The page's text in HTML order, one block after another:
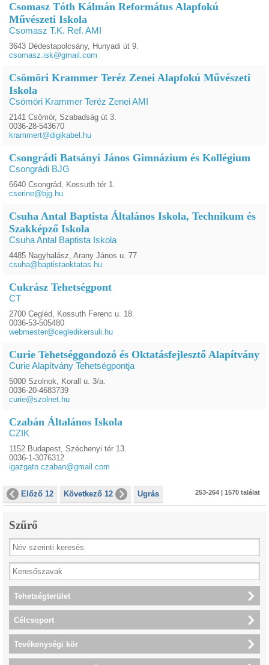
Csomasz Tóth Kálmán Református Alapfokú
Művészeti Iskola
Csomasz T.K. Ref. AMI
3643 Dédestapolcsány, Hunyadi út 9.
csomasz.isk@gmail.com
Csömöri Krammer Teréz Zenei Alapfokú Művészeti
Iskola
Csömöri Krammer Teréz Zenei AMI
2141 Csömör, Szabadság út 3.
0036-28-543670
krammert@digikabel.hu
Csongrádi Batsányi János Gimnázium és Kollégium
Csongrádi BJG
6640 Csongrád, Kossuth tér 1.
cserine@bjg.hu
Csuha Antal Baptista Általános Iskola, Technikum és
Szakképző Iskola
Csuha Antal Baptista Iskola
4485 Nagyhalász, Arany János u. 77
csuha@baptistaoktatas.hu
Cukrász Tehetségpont
CT
2700 Cegléd, Kossuth Ferenc u. 18.
0036-53-505480
webmester@cegledikersuli.hu
Curie Tehetséggondozó és Oktatásfejlesztő Alapítvány
Curie Alapítvány Tehetségpontja
5000 Szolnok, Korall u. 3/a.
0036-20-4683739
curie@szolnet.hu
Czabán Általános Iskola
CZIK
1152 Budapest, Széchenyi tér 13.
0036-1-3076312
igazgato.czaban@gmail.com
Előző 12 Következő 12 Ugrás 253-264 | 1570 találat
Szűrő
Tehetségterület
Célcsoport
Tevékenységi kör